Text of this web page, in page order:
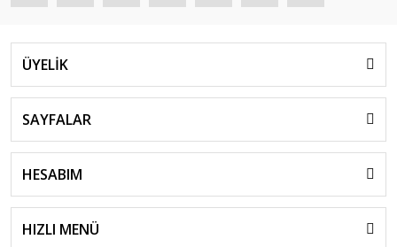
ÜYELİK
SAYFALAR
HESABIM
HIZLI MENÜ